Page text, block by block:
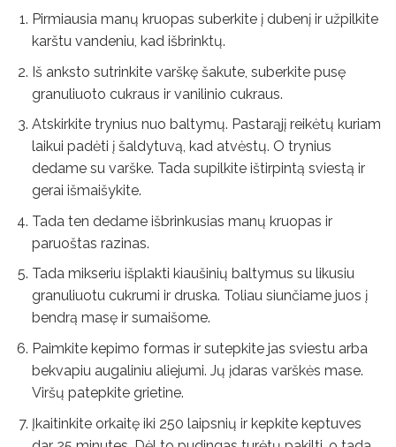
Pirmiausia manų kruopas suberkite į dubenį ir užpilkite
karštu vandeniu, kad išbrinktų.
Iš anksto sutrinkite varškę šakute, suberkite pusę
granuliuoto cukraus ir vanilinio cukraus.
Atskirkite trynius nuo baltymų. Pastarąjį reikėtų kuriam
laikui padėti į šaldytuvą, kad atvėstų. O trynius
dedame su varške. Tada supilkite ištirpintą sviestą ir
gerai išmaišykite.
Tada ten dedame išbrinkusias manų kruopas ir
paruoštas razinas.
Tada mikseriu išplakti kiaušinių baltymus su likusiu
granuliuotu cukrumi ir druska. Toliau siunčiame juos į
bendrą masę ir sumaišome.
Paimkite kepimo formas ir sutepkite jas sviestu arba
bekvapiu augaliniu aliejumi. Jų įdaras varškės mase.
Viršų patepkite grietine.
Įkaitinkite orkaitę iki 250 laipsnių ir kepkite keptuves